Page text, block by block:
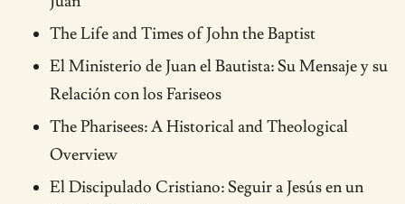
The Life and Times of John the Baptist
El Ministerio de Juan el Bautista: Su Mensaje y su
Relación con los Fariseos
The Pharisees: A Historical and Theological
Overview
El Discipulado Cristiano: Seguir a Jesús en un